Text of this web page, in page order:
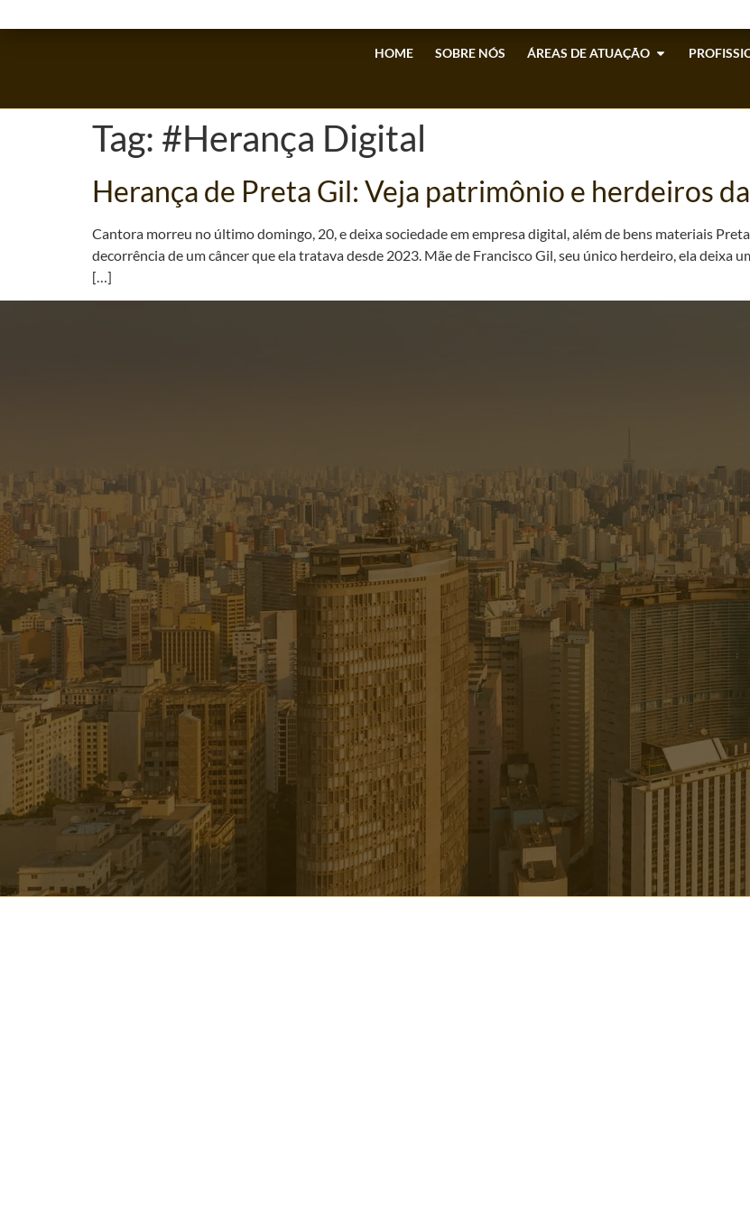
HOME SOBRE NÓS ÁREAS DE ATUAÇÃO
Tag: #Herança Digital
Herança de Preta Gil: Veja patrimônio e herdeiros
Cantora morreu no último domingo, 20, e deixa sociedade em empresa digital, além de bens materiais
decorrência de um câncer que ela tratava desde 2023. Mãe de Francisco Gil, seu único herdeiro, ela deixa
[…]